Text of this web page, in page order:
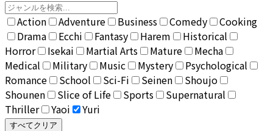
Action Adventure Business Comedy
Cooking
Drama
Ecchi Fantasy Harem
Historical
Horror
Isekai Martial Arts Mature
Mecha
Medical
Military Music Mystery
Psychological
Romance
School Sci-Fi Seinen
Shoujo
Shounen
Slice of Life Sports
Supernatural
Thriller
Yaoi Yuri
すべてクリア